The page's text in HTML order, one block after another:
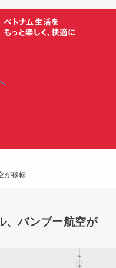
が移転
、バンブー航空が